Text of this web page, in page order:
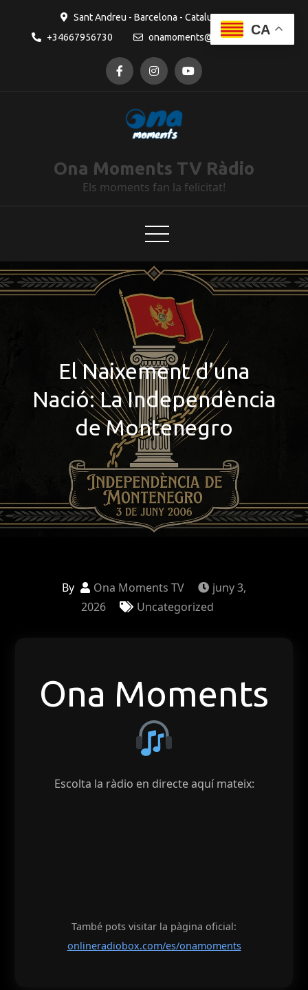
Sant Andreu - Barcelona - Catalunya
+34667956730
onamoments@gmail.com
Ona Moments TV Ràdio
Els moments fan la felicitat!
El Naixement d’una
Nació: La Independència
de Montenegro
By Ona Moments TV
juny 3,
2026
Uncategorized
Ona Moments
Escolta la ràdio en directe aquí mateix:
També pots visitar la pàgina oficial:
onlineradiobox.com/es/onamoments
CA